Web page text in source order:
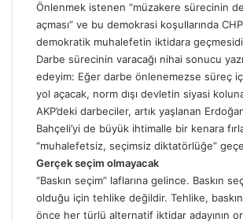
Önlenmek istenen “müzakere sürecinin
açması” ve bu demokrasi koşullarında
demokratik muhalefetin iktidara
Darbe sürecinin varacağı nihai sonucu
edeyim: Eğer darbe önlenemezse süreç
yol açacak, norm dışı devletin siyasi
AKP’deki darbeciler, artık yaşlanan
Bahçeli’yi de büyük ihtimalle bir kenara
“muhalefetsiz, seçimsiz diktatörlüğe”
Gerçek seçim olmayacak
“Baskın seçim” laflarına gelince. Baskın
olduğu için tehlike değildir. Tehlike,
önce her türlü alternatif iktidar adayının